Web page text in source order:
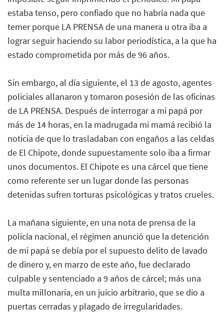
estaba tenso, pero confiado que no habría nada que
temer porque LA PRENSA de una manera u otra iba a
lograr seguir haciendo su labor periodística, a la que ha
estado comprometida por más de 96 años.
Sin embargo, al día siguiente, el 13 de agosto, agentes
policiales allanaron y tomaron posesión de las oficinas
de LA PRENSA. Después de interrogar a mi papá por
más de 14 horas, en la madrugada mi mamá recibió la
noticia de que lo trasladaban con engaños a las celdas
de El Chipote, donde supuestamente solo iba a firmar
unos documentos. El Chipote es una cárcel que tiene
como referente ser un lugar donde las personas
detenidas sufren torturas psicológicas y tratos crueles.
La mañana siguiente, en una nota de prensa de la
policía nacional, el régimen anunció que la detención
de mi papá se debía por el supuesto delito de lavado
de dinero y, en marzo de este año, fue declarado
culpable y sentenciado a 9 años de cárcel; más una
multa millonaria, en un juicio arbitrario, que se dio a
puertas cerradas y plagado de irregularidades.